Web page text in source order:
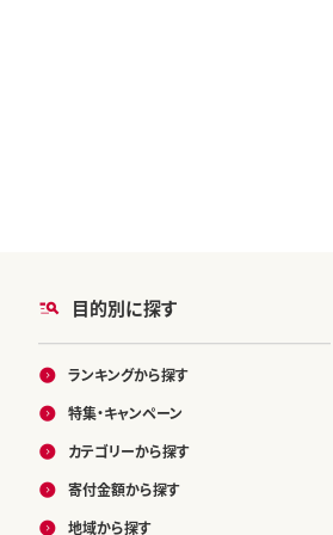
目的別に探す
ランキングから探す
特集・キャンペーン
カテゴリーから探す
寄付金額から探す
地域から探す